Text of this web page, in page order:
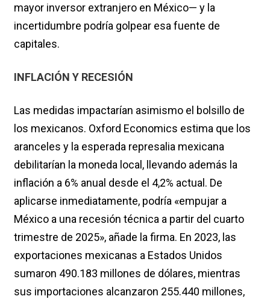
mayor inversor extranjero en México— y la
incertidumbre podría golpear esa fuente de
capitales.
INFLACIÓN Y RECESIÓN
Las medidas impactarían asimismo el bolsillo de
los mexicanos. Oxford Economics estima que los
aranceles y la esperada represalia mexicana
debilitarían la moneda local, llevando además la
inflación a 6% anual desde el 4,2% actual. De
aplicarse inmediatamente, podría «empujar a
México a una recesión técnica a partir del cuarto
trimestre de 2025», añade la firma. En 2023, las
exportaciones mexicanas a Estados Unidos
sumaron 490.183 millones de dólares, mientras
sus importaciones alcanzaron 255.440 millones,